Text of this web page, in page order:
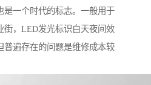
是一个时代的标志。一般用于
街，LED发光标识白天夜间效
普遍存在的问题是维修成本较